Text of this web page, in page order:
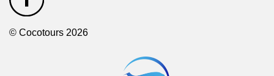
© Cocotours 2026